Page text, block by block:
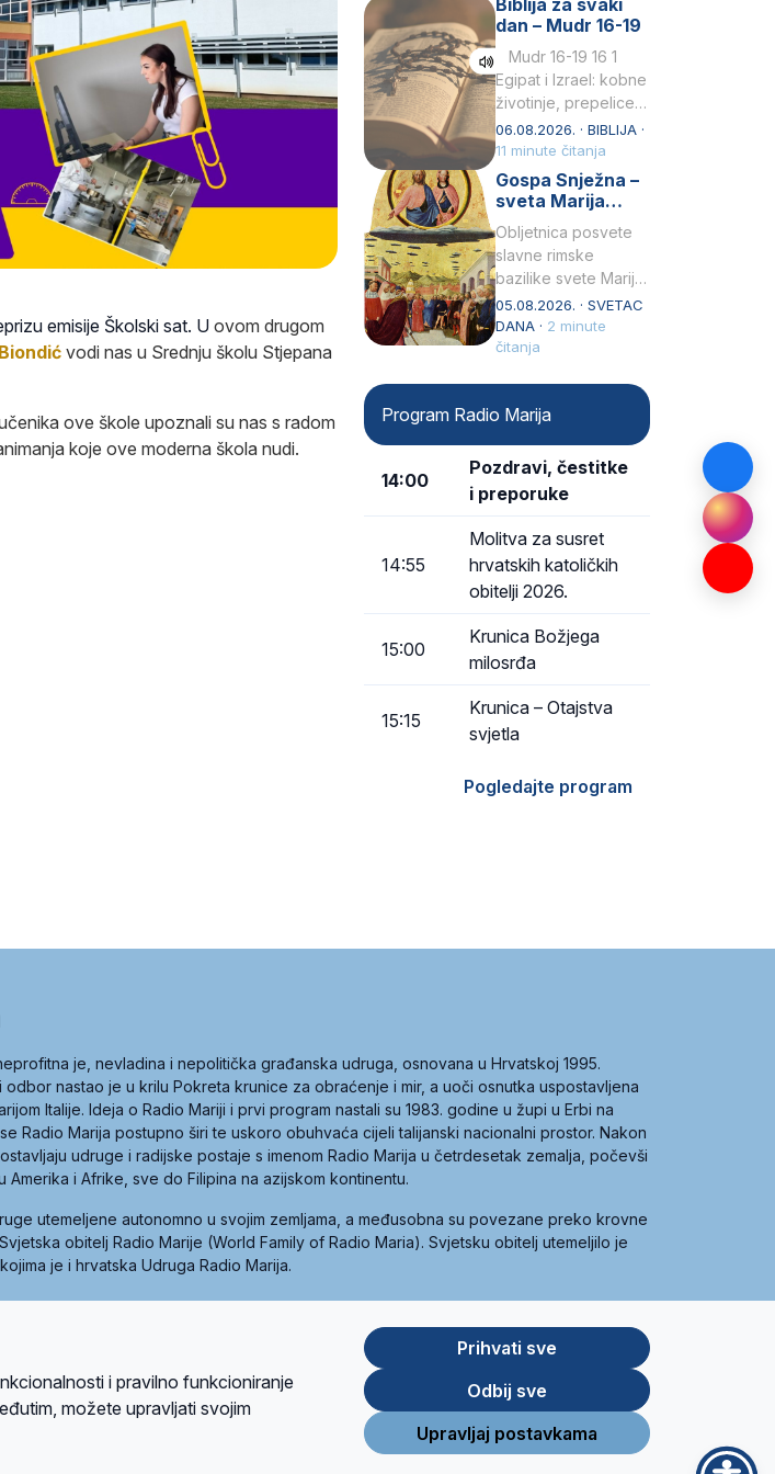
emisije Školski sat. U ovom drugom
vodi nas u Srednju školu Stjepana
ove škole upoznali su nas s radom
koje ove moderna škola nudi.
Petar u svojoj
drugoj…
Biblija za svaki
dan – Mudr 16-19
Mudr 16-19 16 1
Egipat i Izrael: kobne
životinje, prepelice
Zato bijahu
primjereno kažnjeni
sličnim životinjamai
mučeni mnoštvom
06.08.2026. · BIBLIJA ·
11 minute čitanja
Gospa Snježna –
sveta Marija
Velika, zaštitnica
rimske bazilike
Obljetnica posvete
slavne rimske
bazilike svete Marije
Velike (Santa Maria
Maggiore) u narodu
se slavi kao Gospa
05.08.2026. · SVETAC
DANA · 2 minute
čitanja
Program Radio Marija
14:00
Pozdravi, čestitke
i preporuke
14:55
Molitva za susret
hrvatskih katoličkih
obitelji 2026.
15:00
Krunica Božjega
milosrđa
15:15
Krunica – Otajstva
svjetla
Pogledajte program
je, nevladina i nepolitička građanska udruga, osnovana u Hrvatskoj 1995.
odbor nastao je u krilu Pokreta krunice za obraćenje i mir, a uoči osnutka uspostavljena
Italije. Ideja o Radio Mariji i prvi program nastali su 1983. godine u župi u Erbi na
Radio Marija postupno širi te uskoro obuhvaća cijeli talijanski nacionalni prostor. Nakon
udruge i radijske postaje s imenom Radio Marija u četrdesetak zemalja, počevši
Amerika i Afrike, sve do Filipina na azijskom kontinentu.
utemeljene autonomno u svojim zemljama, a međusobna su povezane preko krovne
obitelj Radio Marije (World Family of Radio Maria). Svjetsku obitelj utemeljilo je
je i hrvatska Udruga Radio Marija.
Store
i pravilno funkcioniranje
možete upravljati svojim
Prihvati sve
Odbij sve
Upravljaj postavkama